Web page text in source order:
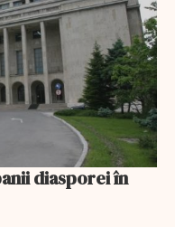
diasporei în